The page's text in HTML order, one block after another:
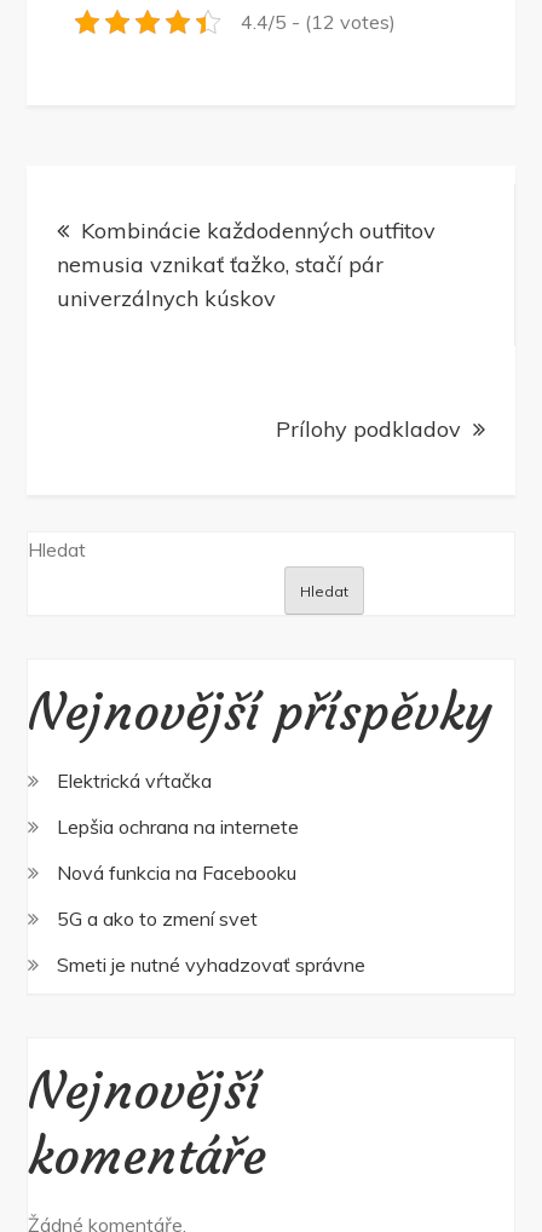
4.4/5 - (12 votes)
pro
příspěvek
Kombinácie každodenných outfitov
nemusia vznikať ťažko, stačí pár
univerzálnych kúskov
Prílohy podkladov
Hledat
Hledat
Nejnovější příspěvky
Elektrická vŕtačka
Lepšia ochrana na internete
Nová funkcia na Facebooku
5G a ako to zmení svet
Smeti je nutné vyhadzovať správne
Nejnovější
komentáře
Žádné komentáře.